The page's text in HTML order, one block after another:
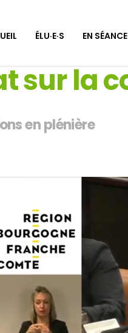
ÉLU·E·S EN SÉANCE
sur la
en plénière